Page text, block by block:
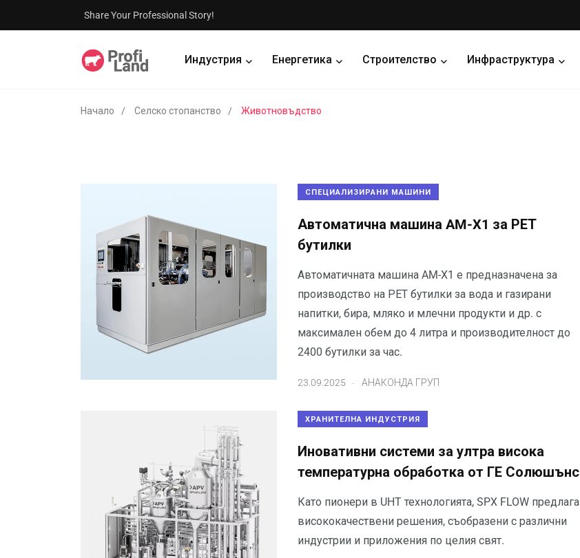
Share Your Professional Story!
Индустрия Енергетика Строителство Инфраструктура
Начало Селско стопанство Животновъдство
СПЕЦИАЛИЗИРАНИ МАШИНИ
Автоматична машина AM-X1 за РЕТ
бутилки
Автоматичната машина AM-X1 е предназначена за
производство на РЕТ бутилки за вода и газирани
напитки, бира, мляко и млечни продукти и др. с
максимален обем до 4 литра и производителност до
2400 бутилки за час.
23.09.2025 АНАКОНДА ГРУП
ХРАНИТЕЛНА ИНДУСТРИЯ
Иновативни системи за ултра висока
температурна обработка от ГЕ Солюшънс
Като пионери в UHT технологията, SPX FLOW предлага
висококачествени решения, съобразени с различни
индустрии и приложения по целия свят.